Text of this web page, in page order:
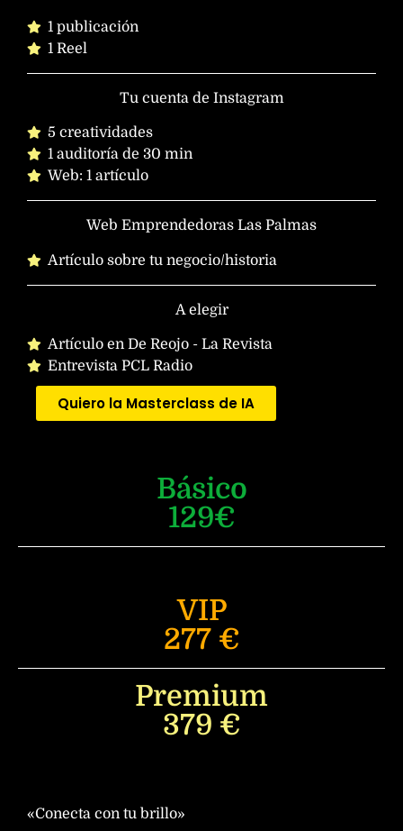
1 publicación
1 Reel
Tu cuenta de Instagram
5 creatividades
1 auditoría de 30 min
Web: 1 artículo
Web Emprendedoras Las Palmas
Artículo sobre tu negocio/historia
A elegir
Artículo en De Reojo - La Revista
Entrevista PCL Radio
Quiero la Masterclass de IA
Básico
129€
VIP
277 €
Premium
379 €
«Conecta con tu brillo»